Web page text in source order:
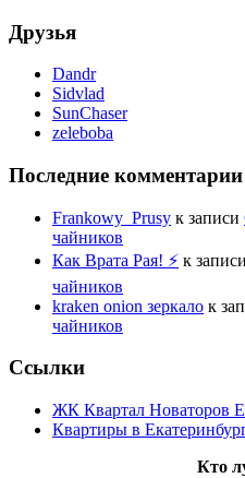
Друзья
Dandr
Sidvlad
SunChaser
zeleboba
Последние комментарии
Frankowy_Prusy к записи
чайников
Как Врата Рая! ⚡ к записи
чайников
kraken onion зеркало к
чайников
Ссылки
ЖК Квартал Новаторов
Квартиры в
Кто